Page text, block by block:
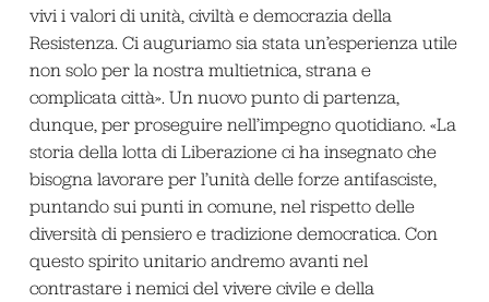
vivi i valori di unità, civiltà e democrazia della
Resistenza. Ci auguriamo sia stata un’esperienza utile
non solo per la nostra multietnica, strana e
complicata città». Un nuovo punto di partenza,
dunque, per proseguire nell’impegno quotidiano. «La
storia della lotta di Liberazione ci ha insegnato che
bisogna lavorare per l’unità delle forze antifasciste,
puntando sui punti in comune, nel rispetto delle
diversità di pensiero e tradizione democratica. Con
questo spirito unitario andremo avanti nel
contrastare i nemici del vivere civile e della